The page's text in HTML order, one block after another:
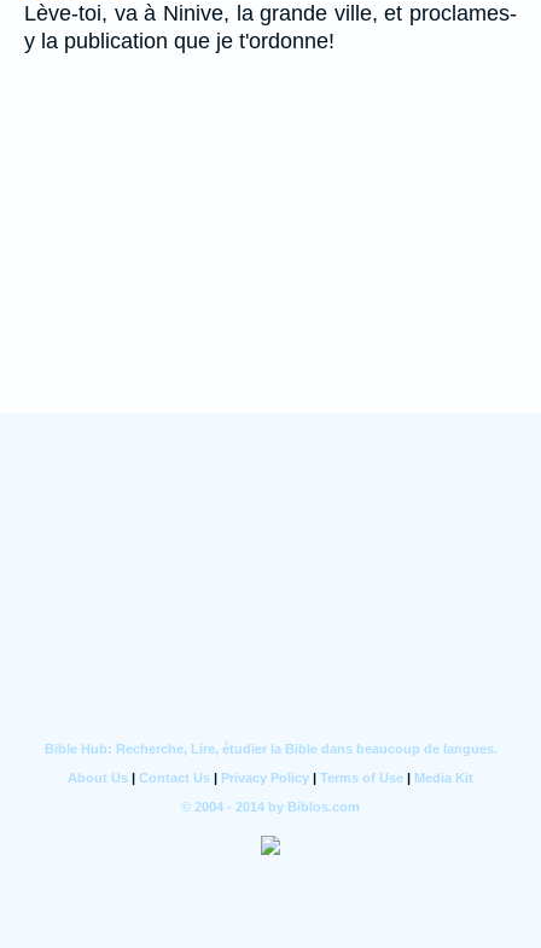
Lève-toi, va à Ninive, la grande ville, et proclames-
y la publication que je t'ordonne!